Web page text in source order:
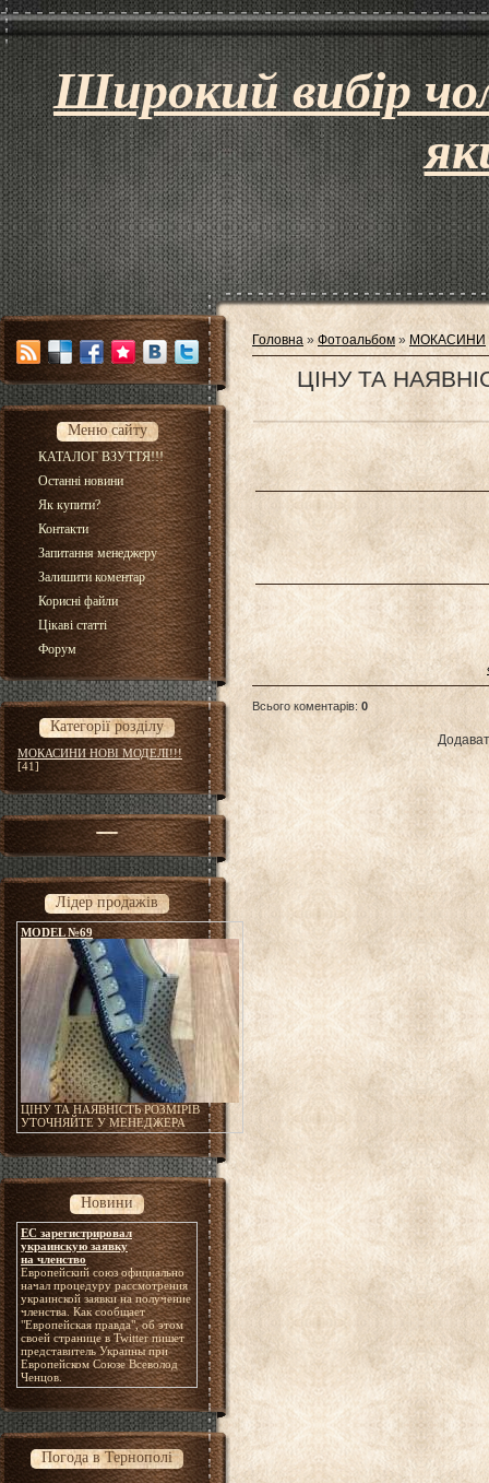
Широкий вибір
Меню сайту
КАТАЛОГ ВЗУТТЯ!!!
Останні новини
Як купити?
Контакти
Запитання менеджеру
Залишити коментар
Корисні файли
Цікаві статті
Форум
Категорії розділу
МОКАСИНИ НОВІ МОДЕЛІ!!!
[41]
Лідер продажів
MODEL №69
ЦІНУ ТА НАЯВНІСТЬ РОЗМІРІВ
УТОЧНЯЙТЕ У МЕНЕДЖЕРА
Новини
ЕС зарегистрировал
украинскую заявку
на членство
Европейский союз официально
начал процедуру рассмотрения
украинской заявки на получение
членства. Как сообщает
"Европейская правда", об этом
своей странице в Twitter пишет
представитель Украины при
Европейском Союзе Всеволод
Ченцов.
Погода в Тернополі
Головна » Фотоальбом » МОКАСИНИ
ЦІНУ ТА
Всього коментарів: 0